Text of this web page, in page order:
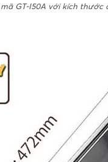
GT-I50A với kích thước